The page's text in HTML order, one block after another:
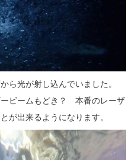
ら光が射し込んでいました。
ビームもどき？ 本番のレーザ
が出来るようになります。